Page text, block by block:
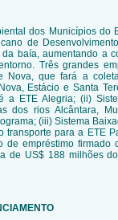
dos Municípios do
de
baía, aumentando a
Três grandes
Nova, que fará a
Estácio e Santa
a ETE Alegria; (ii)
dos rios Alcântara,
(iii) Sistema
para a ETE
de empréstimo
de US$ 188 milhões